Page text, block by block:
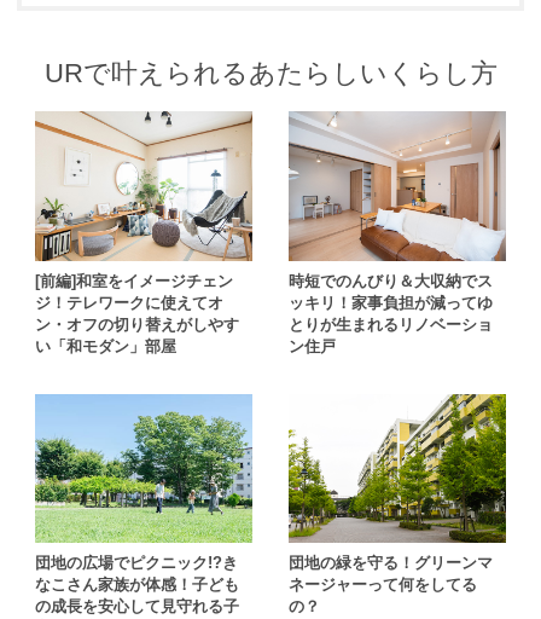
URで叶えられるあたらしいくらし方
[前編]和室をイメージチェン
ジ！テレワークに使えてオ
ン・オフの切り替えがしやす
い「和モダン」部屋
時短でのんびり＆大収納でス
ッキリ！家事負担が減ってゆ
とりが生まれるリノベーショ
ン住戸
団地の広場でピクニック!?き
なこさん家族が体感！子ども
の成長を安心して見守れる子
団地の緑を守る！グリーンマ
ネージャーって何をしてる
の？